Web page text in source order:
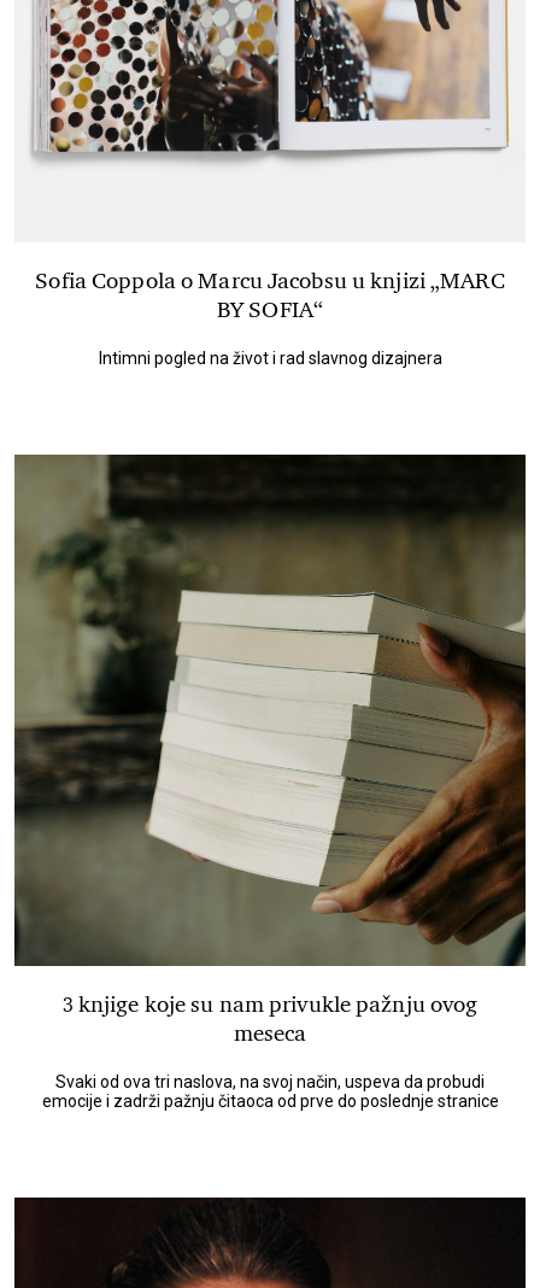
Sofia Coppola o Marcu Jacobsu u knjizi „MARC
BY SOFIA“
Intimni pogled na život i rad slavnog dizajnera
3 knjige koje su nam privukle pažnju ovog
meseca
Svaki od ova tri naslova, na svoj način, uspeva da probudi
emocije i zadrži pažnju čitaoca od prve do poslednje stranice